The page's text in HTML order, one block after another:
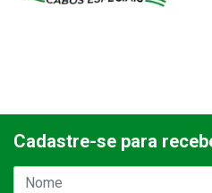
Cadastre-se para